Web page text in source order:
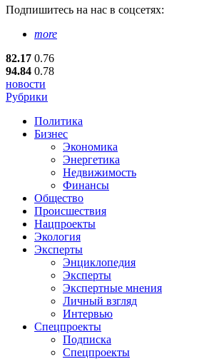
Подпишитесь на нас в соцсетях:
more
82.17 0.76
94.84 0.78
новости
Рубрики
Политика
Бизнес
Экономика
Энергетика
Недвижимость
Финансы
Общество
Происшествия
Нацпроекты
Экология
Эксперты
Энциклопедия
Эксперты
Экспертные мнения
Личный взгляд
Интервью
Спецпроекты
Подписка
Спецпроекты